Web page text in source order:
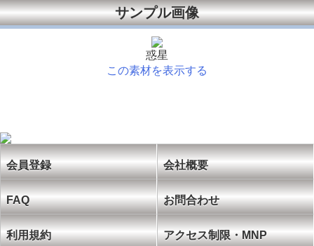
サンプル画像
惑星
この素材を表示する
会員登録 会社概要
FAQ お問合わせ
利用規約 アクセス制限・MNP